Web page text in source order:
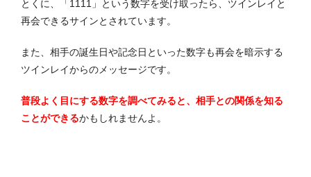
とくに、「1111」という数字を受け取ったら、ツインレイと
再会できるサインとされています。
また、相手の誕生日や記念日といった数字も再会を暗示する
ツインレイからのメッセージです。
普段よく目にする数字を調べてみると、相手との関係を知る
ことができるかもしれませんよ。